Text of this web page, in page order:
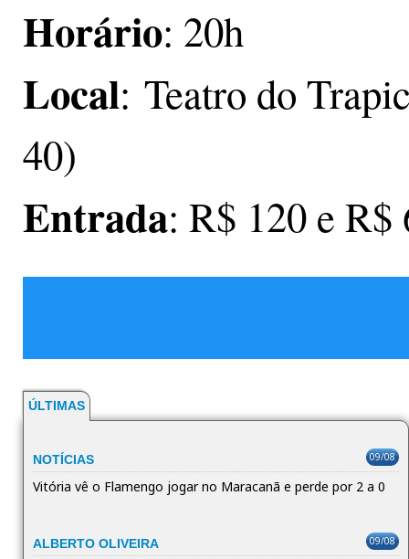
Horário: 20h
Local: Teatro do
40)
Entrada: R$ 120 e R$
ÚLTIMAS
NOTÍCIAS 09/08
Vitória vê o Flamengo jogar no Maracanã e perde por 2 a 0
ALBERTO OLIVEIRA 09/08